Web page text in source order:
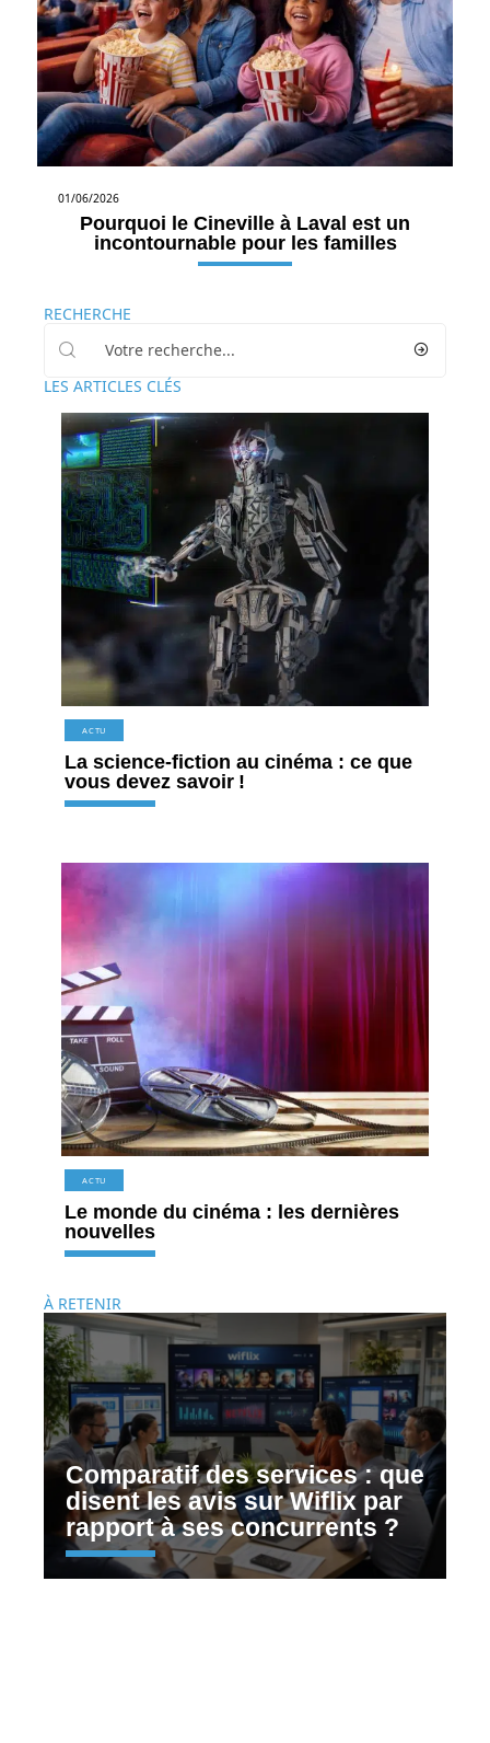
01/06/2026
Pourquoi le Cineville à Laval est un
incontournable pour les familles
RECHERCHE
LES ARTICLES CLÉS
ACTU
La science-fiction au cinéma : ce que
vous devez savoir !
ACTU
Le monde du cinéma : les dernières
nouvelles
À RETENIR
Comparatif des services : que
disent les avis sur Wiflix par
rapport à ses concurrents ?